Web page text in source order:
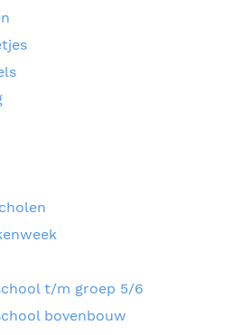
t/m groep 5/6
bovenbouw